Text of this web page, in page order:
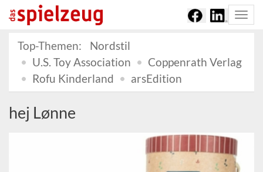
Top-Themen:
Nordstil
U.S. Toy Association
Coppenrath Verlag
Rofu Kinderland
arsEdition
hej Lønne